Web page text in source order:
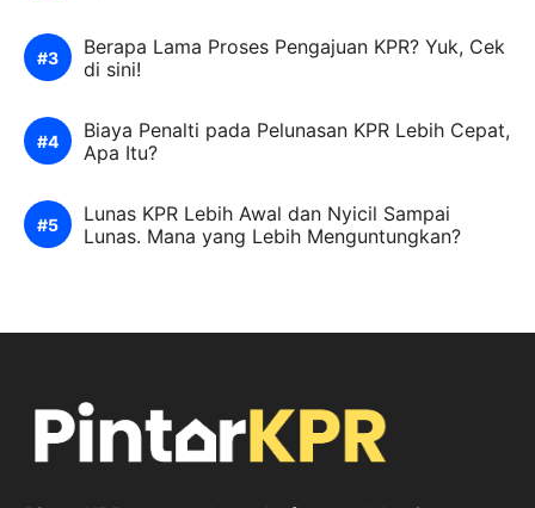
Berapa Lama Proses Pengajuan KPR? Yuk, Cek
di sini!
Biaya Penalti pada Pelunasan KPR Lebih Cepat,
Apa Itu?
Lunas KPR Lebih Awal dan Nyicil Sampai
Lunas. Mana yang Lebih Menguntungkan?